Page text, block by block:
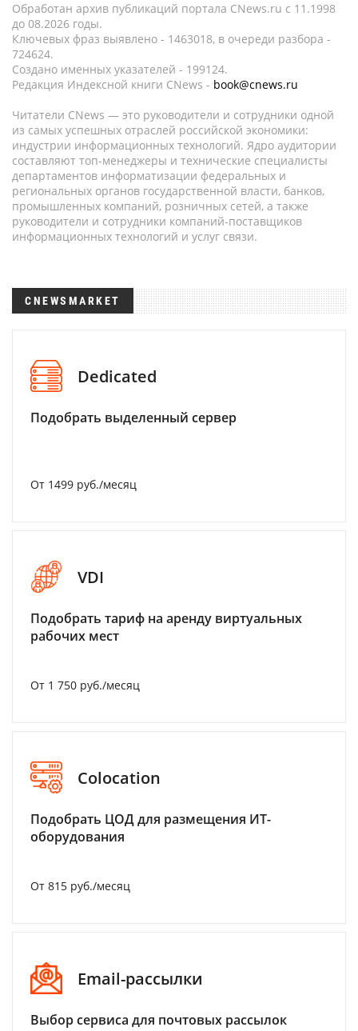
Обработан архив публикаций портала CNews.ru c 11.1998
до 08.2026 годы.
Ключевых фраз выявлено - 1463018, в очереди разбора -
724624.
Создано именных указателей - 199124.
Редакция Индексной книги CNews - book@cnews.ru
Читатели CNews — это руководители и сотрудники одной
из самых успешных отраслей российской экономики:
индустрии информационных технологий. Ядро аудитории
составляют топ-менеджеры и технические специалисты
департаментов информатизации федеральных и
региональных органов государственной власти, банков,
промышленных компаний, розничных сетей, а также
руководители и сотрудники компаний-поставщиков
информационных технологий и услуг связи.
CNEWSMARKET
Dedicated
Подобрать выделенный сервер
От 1499 руб./месяц
VDI
Подобрать тариф на аренду виртуальных
рабочих мест
От 1 750 руб./месяц
Colocation
Подобрать ЦОД для размещения ИТ-
оборудования
От 815 руб./месяц
Email-рассылки
Выбор сервиса для почтовых рассылок